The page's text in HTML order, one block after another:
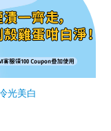
光美白